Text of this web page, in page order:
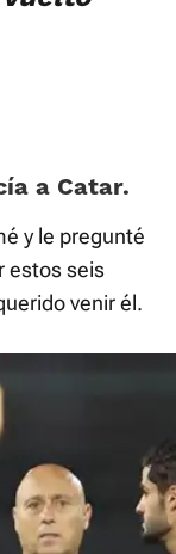
a Catar.
y le pregunté
estos seis
venir él.